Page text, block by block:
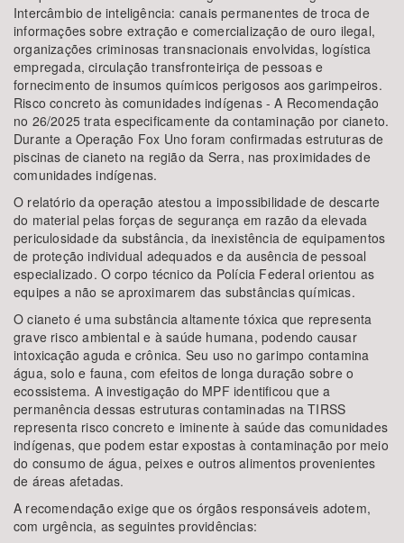
Intercâmbio de inteligência: canais permanentes de troca de
informações sobre extração e comercialização de ouro ilegal,
organizações criminosas transnacionais envolvidas, logística
empregada, circulação transfronteiriça de pessoas e
fornecimento de insumos químicos perigosos aos garimpeiros.
Risco concreto às comunidades indígenas - A Recomendação
no 26/2025 trata especificamente da contaminação por cianeto.
Durante a Operação Fox Uno foram confirmadas estruturas de
piscinas de cianeto na região da Serra, nas proximidades de
comunidades indígenas.
O relatório da operação atestou a impossibilidade de descarte
do material pelas forças de segurança em razão da elevada
periculosidade da substância, da inexistência de equipamentos
de proteção individual adequados e da ausência de pessoal
especializado. O corpo técnico da Polícia Federal orientou as
equipes a não se aproximarem das substâncias químicas.
O cianeto é uma substância altamente tóxica que representa
grave risco ambiental e à saúde humana, podendo causar
intoxicação aguda e crônica. Seu uso no garimpo contamina
água, solo e fauna, com efeitos de longa duração sobre o
ecossistema. A investigação do MPF identificou que a
permanência dessas estruturas contaminadas na TIRSS
representa risco concreto e iminente à saúde das comunidades
indígenas, que podem estar expostas à contaminação por meio
do consumo de água, peixes e outros alimentos provenientes
de áreas afetadas.
A recomendação exige que os órgãos responsáveis adotem,
com urgência, as seguintes providências: